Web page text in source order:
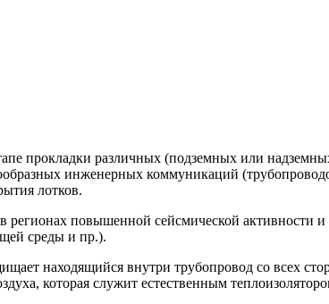
прокладки различных (подземных или
инженерных коммуникаций
лотков.
регионах повышенной сейсмической
среды и пр.).
находящийся внутри трубопровод со всех
которая служит естественным